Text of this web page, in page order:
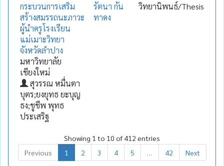
กระบวนการเสริม
สร้างสมรรถนะภาวะ
ผู้นำครูโรงเรียน
แม่เมาะวิทยา
จังหวัดลำปาง
มหาวิทยาลัย
เชียงใหม่
สุวรรณ หมื่นตา
บุตร;ยงยุทธ ยะบุญ
ธง;ชูชีพ พุทธ
ประเสริฐ
รัตนา กัน
ทาดง
วิทยานิพนธ์/Thesis
Showing 1 to 10 of 412 entries
Previous
1 2 3 4 5 42 Next